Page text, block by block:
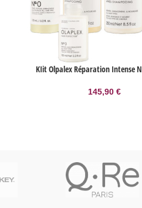
KIit Olpalex Réparation Intense
145,90 €